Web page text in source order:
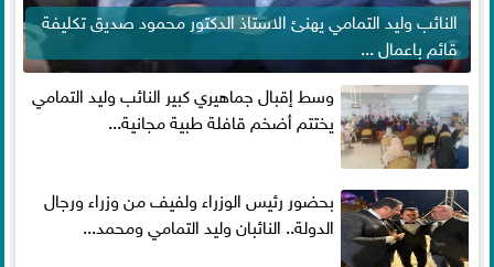
النائب وليد التمامي يهنئ الاستاذ الدكتور محمود صديق تكليفة
قائم باعمال ...
وسط إقبال جماهيري كبير النائب وليد التمامي
يختتم أضخم قافلة طبية مجانية...
بحضور رئيس الوزراء ولفيف من وزراء ورجال
الدولة.. النائبان وليد التمامي ومحمد...